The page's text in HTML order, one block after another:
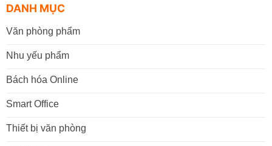
DANH MỤC
Văn phòng phẩm
Nhu yếu phẩm
Bách hóa Online
Smart Office
Thiết bị văn phòng